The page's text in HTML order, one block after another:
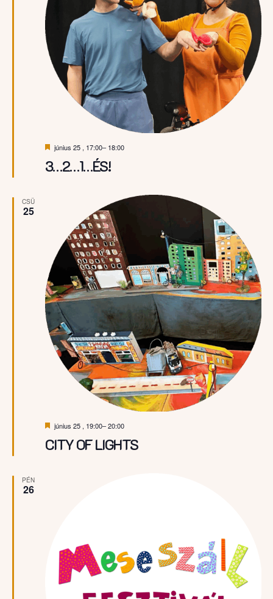
3…2…1…ÉS!
Kiemelt
június 25 , 17:00– 18:00
CSÜ
25
CITY OF LIGHTS
Kiemelt
június 25 , 19:00–20:00
PÉN
26